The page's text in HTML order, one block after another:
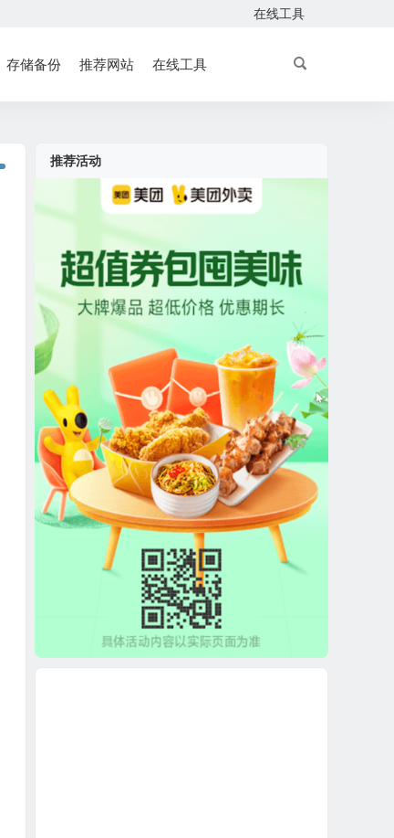
在线工具
存储备份 推荐网站 在线工具
推荐活动